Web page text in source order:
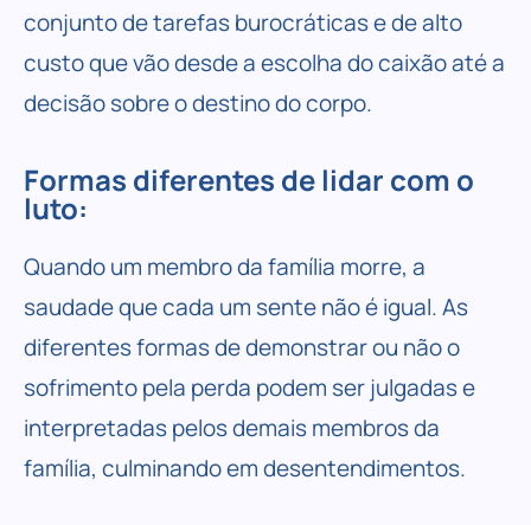
conjunto de tarefas burocráticas e de alto
custo que vão desde a escolha do caixão até a
decisão sobre o destino do corpo.
Formas diferentes de lidar com o
luto:
Quando um membro da família morre, a
saudade que cada um sente não é igual. As
diferentes formas de demonstrar ou não o
sofrimento pela perda podem ser julgadas e
interpretadas pelos demais membros da
família, culminando em desentendimentos.